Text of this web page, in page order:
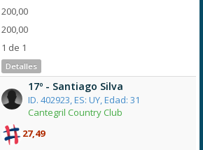
200,00
200,00
1 de 1
Detalles
17º - Santiago Silva
ID. 402923, ES: UY, Edad: 31
Cantegril Country Club
27,49